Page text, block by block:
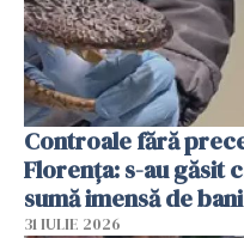
Controale fără
Florența: s-au găsit
sumă imensă de bani
31 IULIE 2026